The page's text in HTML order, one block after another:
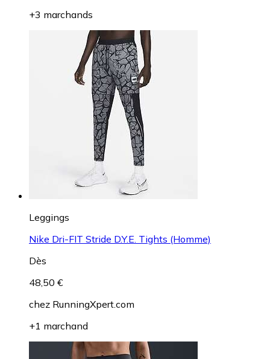
+3 marchands
Leggings
Nike Dri-FIT Stride D.Y.E. Tights (Homme)
Dès
48,50 €
chez RunningXpert.com
+1 marchand